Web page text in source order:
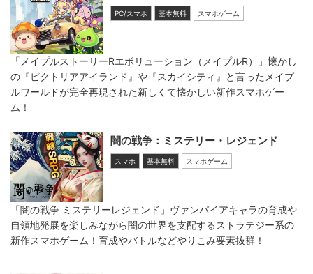
PC/スマホ 基本無料 スマホゲーム
「メイプルストーリーRエボリューション（メイプルR）」懐かし
の『ビクトリアアイランド』や『スカイシティ』と言ったメイプ
ルワールドが完全再現された新しくて懐かしい新作スマホゲー
ム！
闇の戦争：ミステリー・レジェンド
スマホ 基本無料 スマホゲーム
「闇の戦争 ミステリーレジェンド」ヴァンパイアキャラの育成や
自領地発展を楽しみながら闇の世界を支配するストラテジー系の
新作スマホゲーム！育成やバトルなどやりこみ要素抜群！